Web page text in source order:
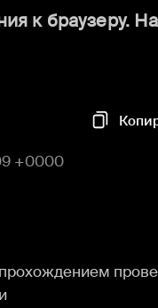
к браузеру.
+0000